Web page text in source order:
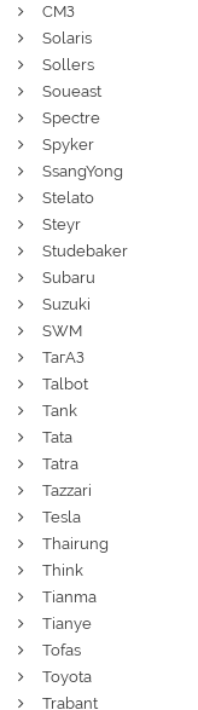
СМЗ
Solaris
Sollers
Soueast
Spectre
Spyker
SsangYong
Stelato
Steyr
Studebaker
Subaru
Suzuki
SWM
ТагАЗ
Talbot
Tank
Tata
Tatra
Tazzari
Tesla
Thairung
Think
Tianma
Tianye
Tofas
Toyota
Trabant